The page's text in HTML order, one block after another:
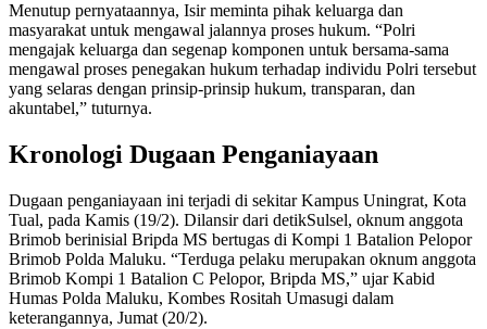
Menutup pernyataannya, Isir meminta pihak keluarga dan
masyarakat untuk mengawal jalannya proses hukum. “Polri
mengajak keluarga dan segenap komponen untuk bersama-sama
mengawal proses penegakan hukum terhadap individu Polri tersebut
yang selaras dengan prinsip-prinsip hukum, transparan, dan
akuntabel,” tuturnya.
Kronologi Dugaan Penganiayaan
Dugaan penganiayaan ini terjadi di sekitar Kampus Uningrat, Kota
Tual, pada Kamis (19/2). Dilansir dari detikSulsel, oknum anggota
Brimob berinisial Bripda MS bertugas di Kompi 1 Batalion Pelopor
Brimob Polda Maluku. “Terduga pelaku merupakan oknum anggota
Brimob Kompi 1 Batalion C Pelopor, Bripda MS,” ujar Kabid
Humas Polda Maluku, Kombes Rositah Umasugi dalam
keterangannya, Jumat (20/2).